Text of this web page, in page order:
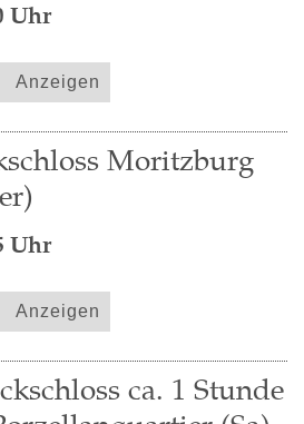
Uhr
Anzeigen
Moritzburg
Uhr
Anzeigen
ca. 1 Stunde